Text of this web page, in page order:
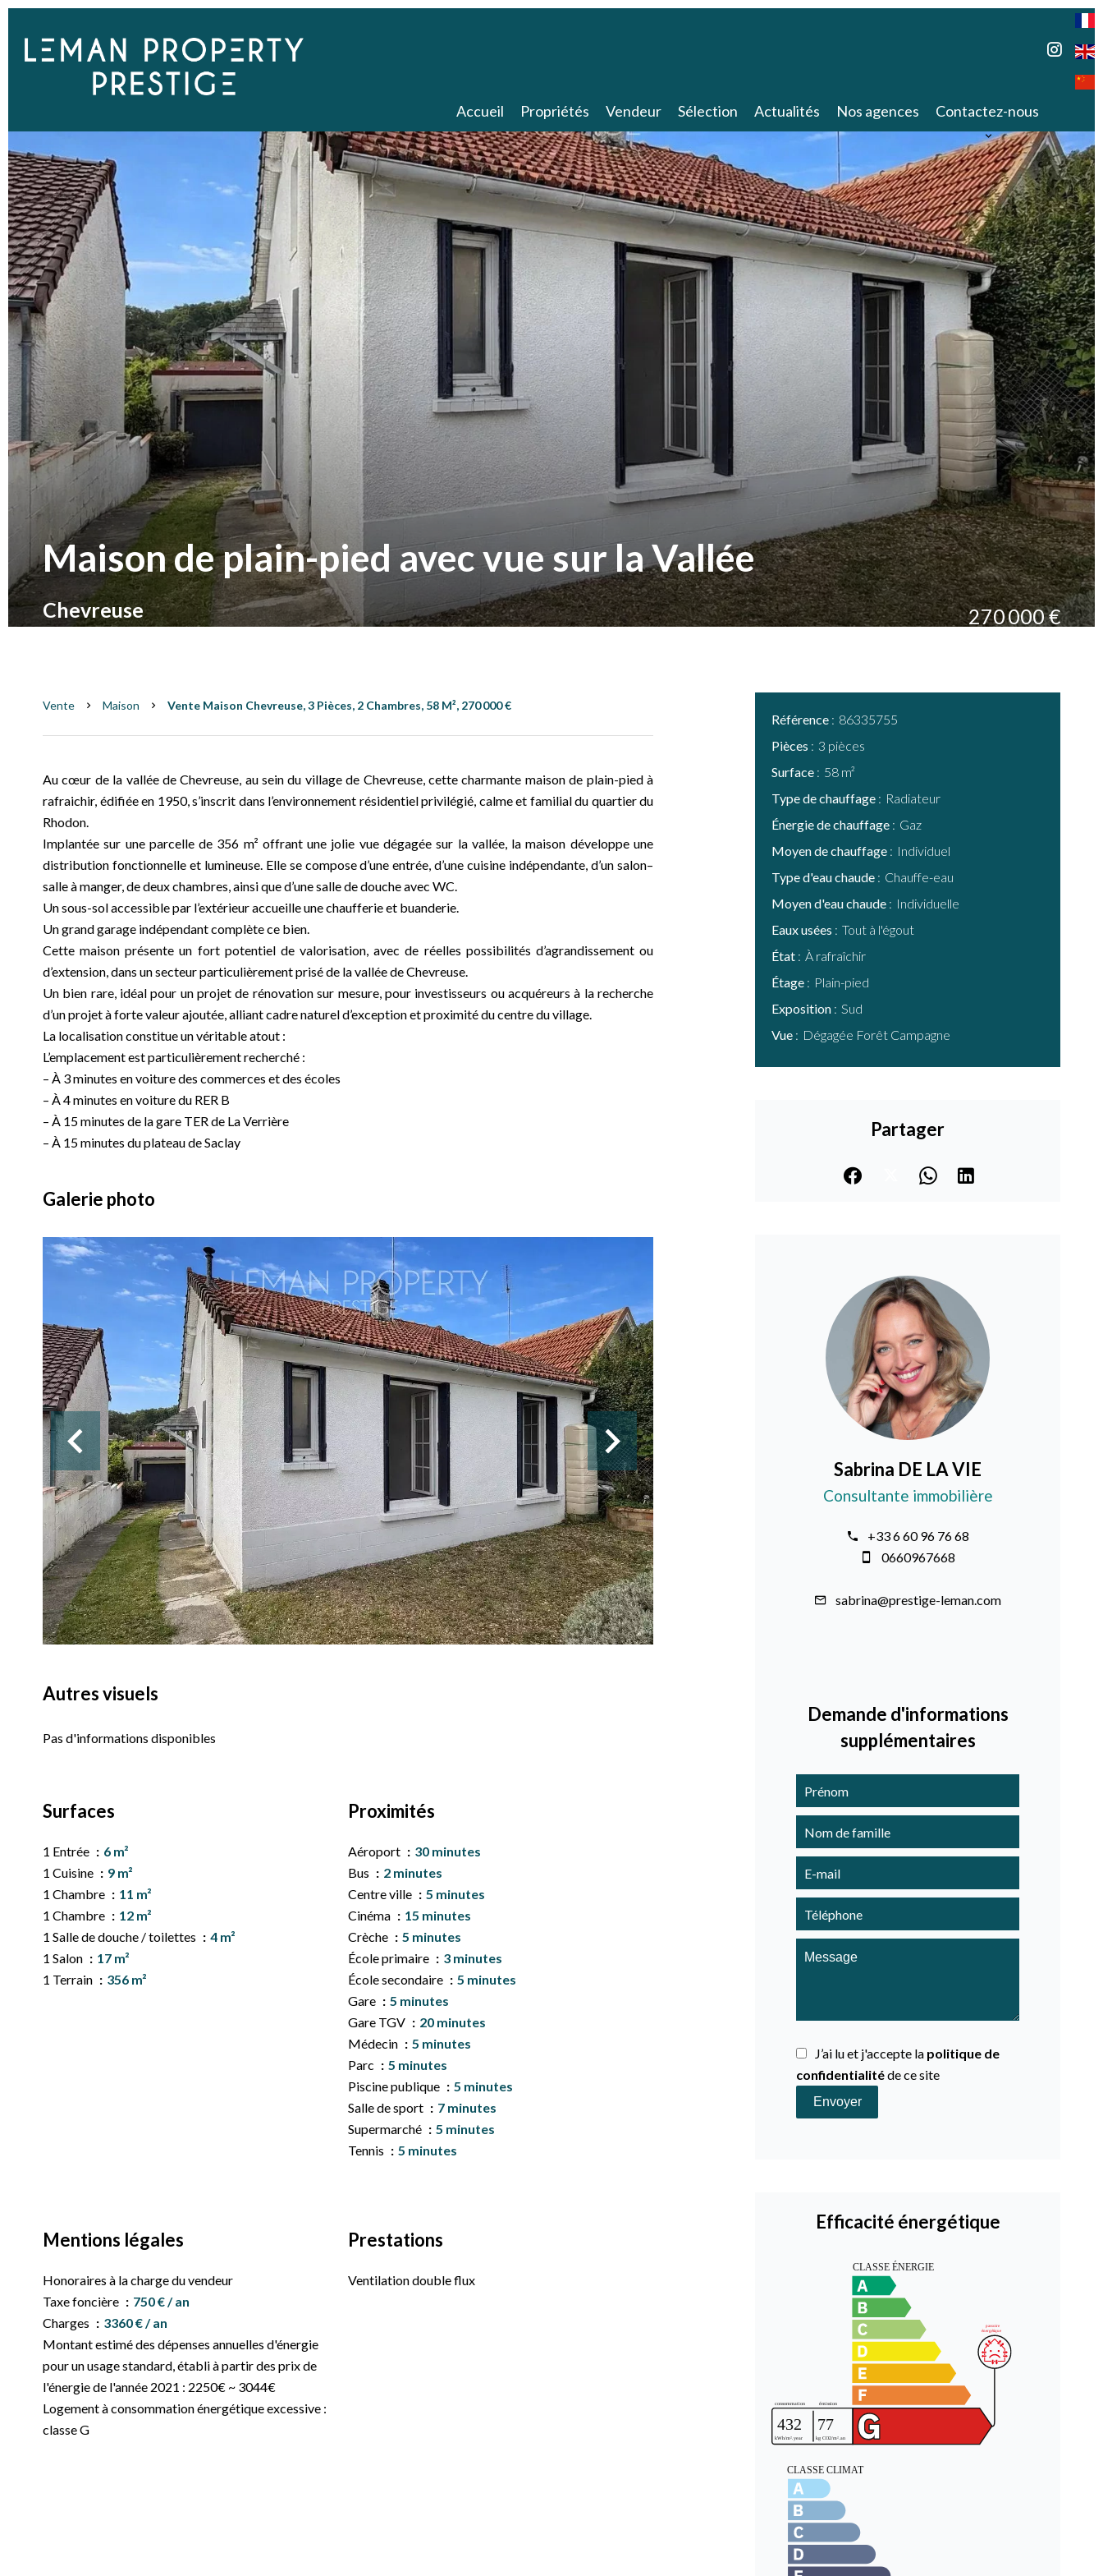
Accueil Propriétés Vendeur Sélection Actualités Nos agences Contactez-nous
Maison de plain-pied avec vue sur la Vallée
Chevreuse 270 000 €
Vente Maison Vente Maison Chevreuse, 3 Pièces, 2 Chambres, 58 M², 270 000 €
Au cœur de la vallée de Chevreuse, au sein du village de Chevreuse, cette charmante maison de plain-pied à
rafraichir, édifiée en 1950, s’inscrit dans l’environnement résidentiel privilégié, calme et familial du quartier du
Rhodon.
Implantée sur une parcelle de 356 m² offrant une jolie vue dégagée sur la vallée, la maison développe une
distribution fonctionnelle et lumineuse. Elle se compose d’une entrée, d’une cuisine indépendante, d’un salon–
salle à manger, de deux chambres, ainsi que d’une salle de douche avec WC.
Un sous-sol accessible par l’extérieur accueille une chaufferie et buanderie.
Un grand garage indépendant complète ce bien.
Cette maison présente un fort potentiel de valorisation, avec de réelles possibilités d’agrandissement ou
d’extension, dans un secteur particulièrement prisé de la vallée de Chevreuse.
Un bien rare, idéal pour un projet de rénovation sur mesure, pour investisseurs ou acquéreurs à la recherche
d’un projet à forte valeur ajoutée, alliant cadre naturel d’exception et proximité du centre du village.
La localisation constitue un véritable atout :
L’emplacement est particulièrement recherché :
– À 3 minutes en voiture des commerces et des écoles
– À 4 minutes en voiture du RER B
– À 15 minutes de la gare TER de La Verrière
– À 15 minutes du plateau de Saclay
Galerie photo
Autres visuels
Pas d'informations disponibles
Surfaces
1 Entrée
6 m²
1 Cuisine
9 m²
1 Chambre
11 m²
1 Chambre
12 m²
1 Salle de douche / toilettes
4 m²
1 Salon
17 m²
1 Terrain
356 m²
Proximités
Aéroport
30 minutes
Bus
2 minutes
Centre ville
5 minutes
Cinéma
15 minutes
Crèche
5 minutes
École primaire
3 minutes
École secondaire
5 minutes
Gare
5 minutes
Gare TGV
20 minutes
Médecin
5 minutes
Parc
5 minutes
Piscine publique
5 minutes
Salle de sport
7 minutes
Supermarché
5 minutes
Tennis
5 minutes
Mentions légales
Honoraires à la charge du vendeur
Taxe foncière
750 € / an
Charges
3360 € / an
Montant estimé des dépenses annuelles d'énergie
pour un usage standard, établi à partir des prix de
l'énergie de l'année 2021 : 2250€ ~ 3044€
Logement à consommation énergétique excessive :
classe G
Prestations
Ventilation double flux
Référence
86335755
Pièces
3 pièces
Surface
58 m²
Type de chauffage
Radiateur
Énergie de chauffage
Gaz
Moyen de chauffage
Individuel
Type d'eau chaude
Chauffe-eau
Moyen d'eau chaude
Individuelle
Eaux usées
Tout à l'égout
État
À rafraîchir
Étage
Plain-pied
Exposition
Sud
Vue
Dégagée Forêt Campagne
Partager
Sabrina DE LA VIE
Consultante immobilière
+33 6 60 96 76 68
0660967668
sabrina@prestige-leman.com
Demande d'informations
supplémentaires
J’ai lu et j'accepte la politique de
confidentialitéde ce site
Envoyer
Efficacité énergétique